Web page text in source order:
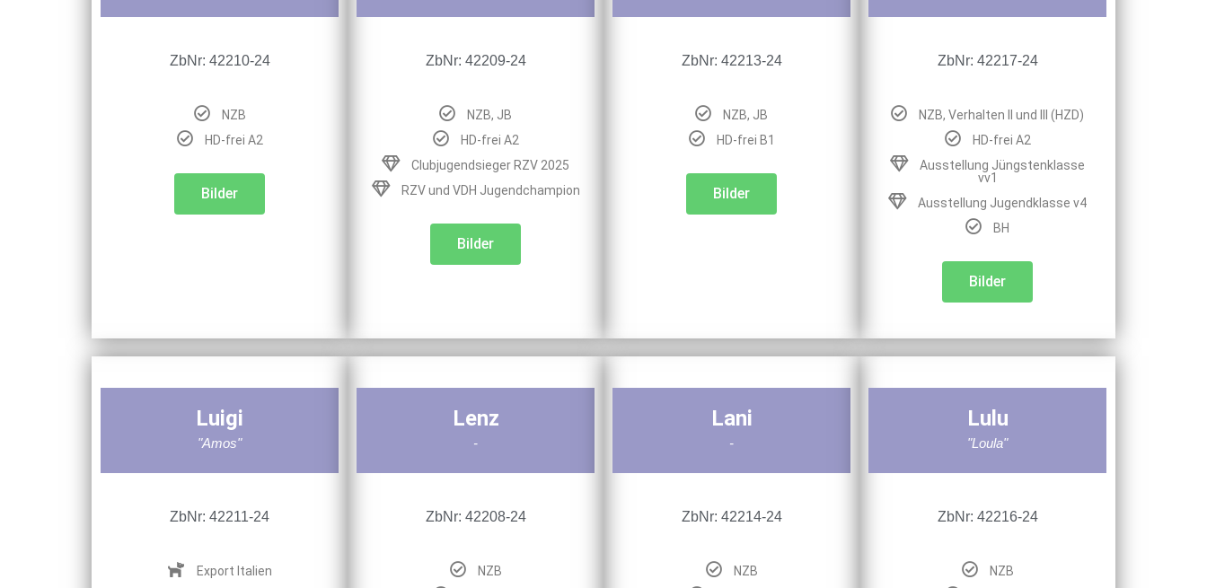
ZbNr: 42210-24
NZB
HD-frei A2
Bilder
ZbNr: 42209-24
NZB, JB
HD-frei A2
Clubjugendsieger RZV 2025
RZV und VDH Jugendchampion
Bilder
ZbNr: 42213-24
NZB, JB
HD-frei B1
Bilder
ZbNr: 42217-24
NZB, Verhalten II und III (HZD)
HD-frei A2
Ausstellung Jüngstenklasse
vv1
Ausstellung Jugendklasse v4
BH
Bilder
Luigi
"Amos"
ZbNr: 42211-24
Export Italien
Lenz
-
ZbNr: 42208-24
NZB
Lani
-
ZbNr: 42214-24
NZB
Lulu
"Loula"
ZbNr: 42216-24
NZB